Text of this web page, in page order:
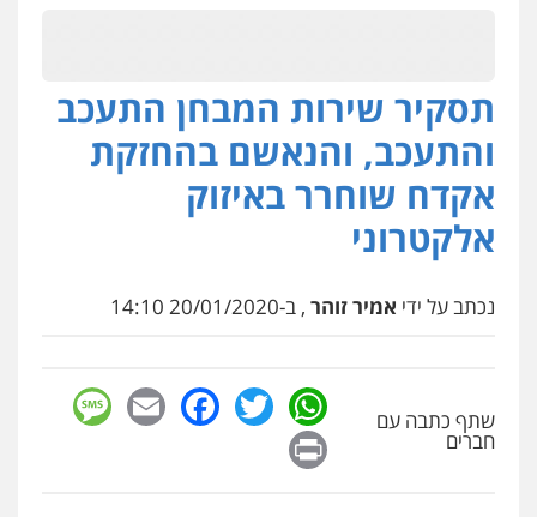
תסקיר שירות המבחן התעכב
והתעכב, והנאשם בהחזקת
אקדח שוחרר באיזוק
אלקטרוני
נכתב על ידי אמיר זוהר , ב-20/01/2020 14:10
שתף כתבה עם
חברים
WhatsApp
Twitter
Facebook
Email